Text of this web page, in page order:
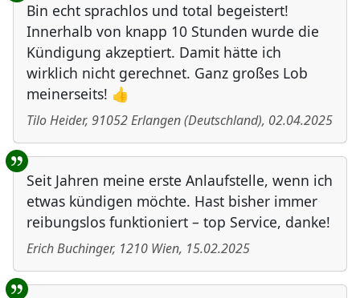
Bin echt sprachlos und total begeistert!
Innerhalb von knapp 10 Stunden wurde die
Kündigung akzeptiert. Damit hätte ich
wirklich nicht gerechnet. Ganz großes Lob
meinerseits! 👍
Tilo Heider, 91052Erlangen(Deutschland), 02.04.2025
Seit Jahren meine erste Anlaufstelle, wenn ich
etwas kündigen möchte. Hast bisher immer
reibungslos funktioniert – top Service, danke!
Erich Buchinger, 1210 Wien, 15.02.2025